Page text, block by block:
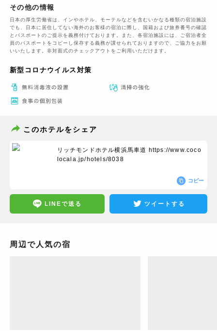
その他の情報
日本の厚生労働省は、インやホテル、モーテルなどを含むいかなる種類の宿泊施設
でも、日本に​居住してない海外のお客様の宿泊に際し、国籍および旅券番号の確認
とパスポートのご提示を義務付け​ております。また、各宿泊施設には、ご宿泊者全
員のパスポートをコピーし保存する義務が課せられておりますの​で、ご協力をお願
いいたします。非対面式のチェックアウトをご利用いただけます。
新型コロナウイルス対策
このホテルをシェア
リッチモンドホテル横浜馬車道 https://www.coco
locala.jp/hotels/8038
コピー
LINEで送る ツイートする
周辺で人気の宿